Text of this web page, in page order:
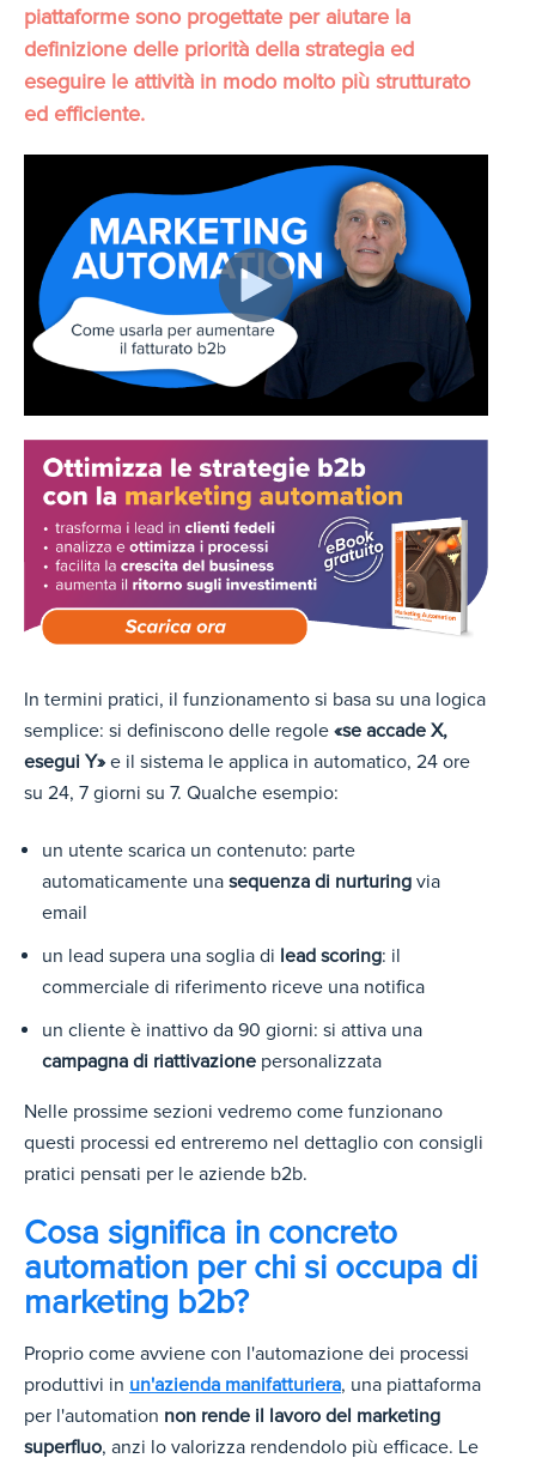
piattaforme sono progettate per aiutare la
definizione delle priorità della strategia ed
eseguire le attività in modo molto più strutturato
ed efficiente.
In termini pratici, il funzionamento si basa su una logica
semplice: si definiscono delle regole «se accade X,
esegui Y» e il sistema le applica in automatico, 24 ore
su 24, 7 giorni su 7. Qualche esempio:
un utente scarica un contenuto: parte
automaticamente una sequenza di nurturing via
email
un lead supera una soglia di lead scoring: il
commerciale di riferimento riceve una notifica
un cliente è inattivo da 90 giorni: si attiva una
campagna di riattivazione personalizzata
Nelle prossime sezioni vedremo come funzionano
questi processi ed entreremo nel dettaglio con consigli
pratici pensati per le aziende b2b.
Cosa significa in concreto
automation per chi si occupa di
marketing b2b?
Proprio come avviene con l'automazione dei processi
produttivi in un'azienda manifatturiera, una piattaforma
per l'automation non rende il lavoro del marketing
superfluo, anzi lo valorizza rendendolo più efficace. Le